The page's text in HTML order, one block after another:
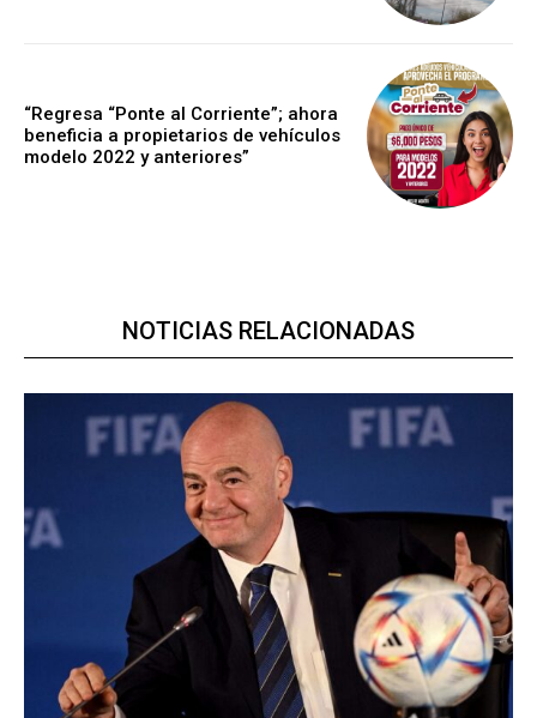
“Regresa “Ponte al Corriente”; ahora
beneficia a propietarios de vehículos
modelo 2022 y anteriores”
NOTICIAS RELACIONADAS